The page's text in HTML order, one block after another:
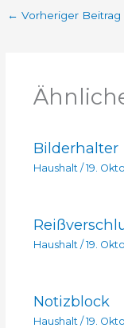
← Vorheriger Beitrag
Bilderhalter
Haushalt/ 19.
Haushalt/ 19.
Notizblock
Haushalt / 19.